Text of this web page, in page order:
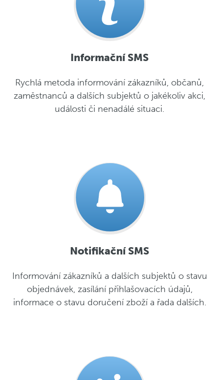
Informační SMS
Rychlá metoda informování zákazníků, občanů,
zaměstnanců a dalších subjektů o jakékoliv akci,
události či nenadálé situaci.
Notifikační SMS
Informování zákazníků a dalších subjektů o stavu
objednávek, zasílání přihlašovacích údajů,
informace o stavu doručení zboží a řada dalších.